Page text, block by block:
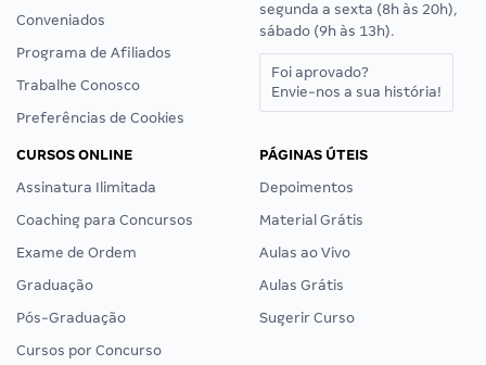
Conveniados
Programa de Afiliados
Trabalhe Conosco
Preferências de Cookies
segunda a sexta (8h às 20h),
sábado (9h às 13h).
Foi aprovado?
Envie-nos a sua história!
CURSOS ONLINE
Assinatura Ilimitada
Coaching para Concursos
Exame de Ordem
Graduação
Pós-Graduação
Cursos por Concurso
PÁGINAS ÚTEIS
Depoimentos
Material Grátis
Aulas ao Vivo
Aulas Grátis
Sugerir Curso